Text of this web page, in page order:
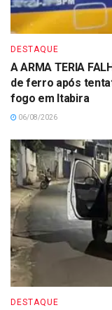
DESTAQUE
A ARMA TERIA
de ferro após
fogo em Itabira
06/08/2026
DESTAQUE